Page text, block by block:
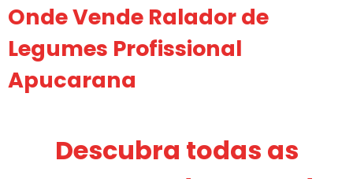
Onde Vende Ralador de
Legumes Profissional
Apucarana
Descubra todas as